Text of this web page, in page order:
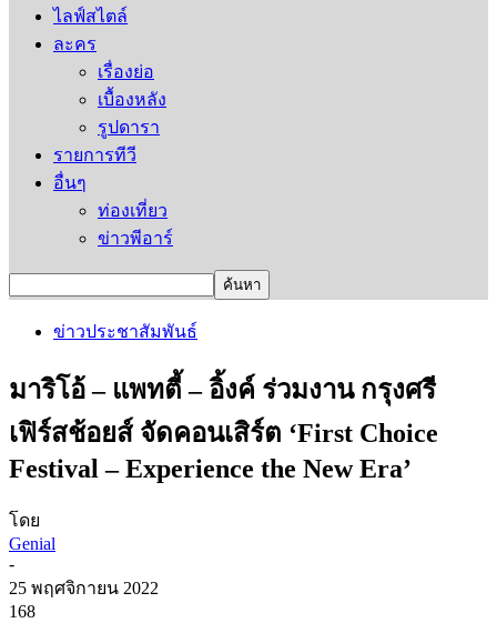
ไลฟ์สไตล์
ละคร
เรื่องย่อ
เบื้องหลัง
รูปดารา
รายการทีวี
อื่นๆ
ท่องเที่ยว
ข่าวพีอาร์
ข่าวประชาสัมพันธ์
มาริโอ้ – แพทตี้ – อิ้งค์ ร่วมงาน กรุงศรี
เฟิร์สช้อยส์ จัดคอนเสิร์ต ‘First Choice
Festival – Experience the New Era’
โดย
Genial
-
25 พฤศจิกายน 2022
168